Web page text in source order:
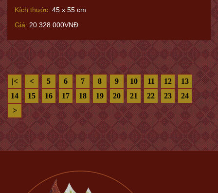
Kích thước: 45 x 55 cm
Giá: 20.328.000VNĐ
|< < 5 6 7 8 9 10 11 12
13
14
15 16 17 18 19 20 21 22 23
24
>